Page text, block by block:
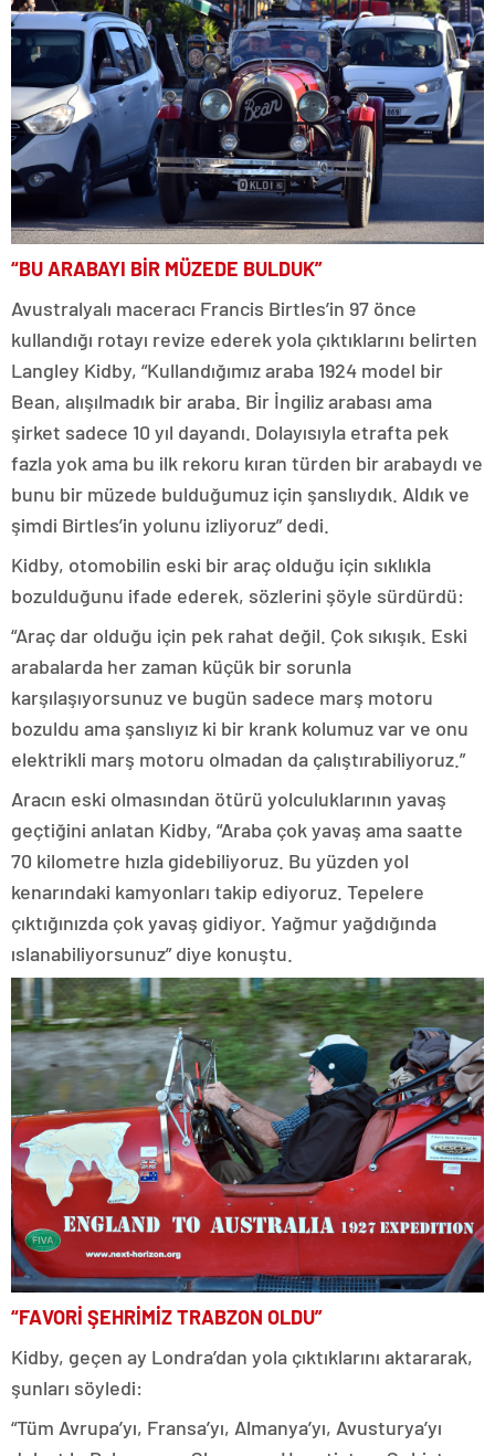
“BU ARABAYI BİR MÜZEDE BULDUK”
Avustralyalı maceracı Francis Birtles’in 97 önce
kullandığı rotayı revize ederek yola çıktıklarını belirten
Langley Kidby, “Kullandığımız araba 1924 model bir
Bean, alışılmadık bir araba. Bir İngiliz arabası ama
şirket sadece 10 yıl dayandı. Dolayısıyla etrafta pek
fazla yok ama bu ilk rekoru kıran türden bir arabaydı ve
bunu bir müzede bulduğumuz için şanslıydık. Aldık ve
şimdi Birtles’in yolunu izliyoruz” dedi.
Kidby, otomobilin eski bir araç olduğu için sıklıkla
bozulduğunu ifade ederek, sözlerini şöyle sürdürdü:
“Araç dar olduğu için pek rahat değil. Çok sıkışık. Eski
arabalarda her zaman küçük bir sorunla
karşılaşıyorsunuz ve bugün sadece marş motoru
bozuldu ama şanslıyız ki bir krank kolumuz var ve onu
elektrikli marş motoru olmadan da çalıştırabiliyoruz.”
Aracın eski olmasından ötürü yolculuklarının yavaş
geçtiğini anlatan Kidby, “Araba çok yavaş ama saatte
70 kilometre hızla gidebiliyoruz. Bu yüzden yol
kenarındaki kamyonları takip ediyoruz. Tepelere
çıktığınızda çok yavaş gidiyor. Yağmur yağdığında
ıslanabiliyorsunuz” diye konuştu.
“FAVORİ ŞEHRİMİZ TRABZON OLDU”
Kidby, geçen ay Londra’dan yola çıktıklarını aktararak,
şunları söyledi:
“Tüm Avrupa’yı, Fransa’yı, Almanya’yı, Avusturya’yı